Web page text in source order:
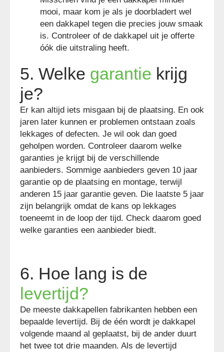
mooi, maar kom je als je doorbladert wel
een dakkapel tegen die precies jouw smaak
is. Controleer of de dakkapel uit je offerte
óók die uitstraling heeft.
5. Welke garantie krijg
je?
Er kan altijd iets misgaan bij de plaatsing. En ook
jaren later kunnen er problemen ontstaan zoals
lekkages of defecten. Je wil ook dan goed
geholpen worden. Controleer daarom welke
garanties je krijgt bij de verschillende
aanbieders. Sommige aanbieders geven 10 jaar
garantie op de plaatsing en montage, terwijl
anderen 15 jaar garantie geven. Die laatste 5 jaar
zijn belangrijk omdat de kans op lekkages
toeneemt in de loop der tijd. Check daarom goed
welke garanties een aanbieder biedt.
6. Hoe lang is de
levertijd?
De meeste dakkapellen fabrikanten hebben een
bepaalde levertijd. Bij de één wordt je dakkapel
volgende maand al geplaatst, bij de ander duurt
het twee tot drie maanden. Als de levertijd